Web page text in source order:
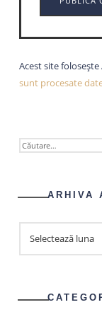
Acest site
sunt procesate
CAUTĂ
DUPĂ:
ARHIVA
ARTICOLE